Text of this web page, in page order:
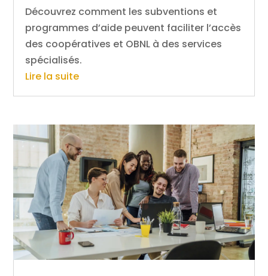
Découvrez comment les subventions et
programmes d’aide peuvent faciliter l’accès
des coopératives et OBNL à des services
spécialisés.
Lire la suite